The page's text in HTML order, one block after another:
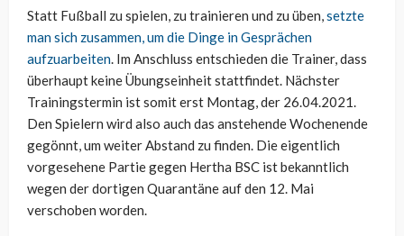
Statt Fußball zu spielen, zu trainieren und zu üben,setzte
man sich zusammen, um die Dinge in Gesprächen
aufzuarbeiten. Im Anschluss entschieden die Trainer, dass
überhaupt keine Übungseinheit stattfindet. Nächster
Trainingstermin ist somit erst Montag, der 26.04.2021.
Den Spielern wird also auch das anstehende Wochenende
gegönnt, um weiter Abstand zu finden. Die eigentlich
vorgesehene Partie gegen Hertha BSC ist bekanntlich
wegen der dortigen Quarantäne auf den 12. Mai
verschoben worden.